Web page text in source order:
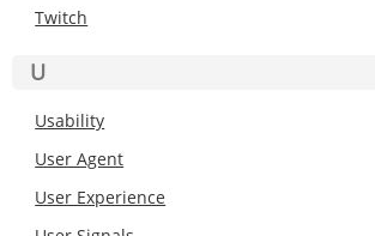
Twitch
U
Usability
User Agent
User Experience